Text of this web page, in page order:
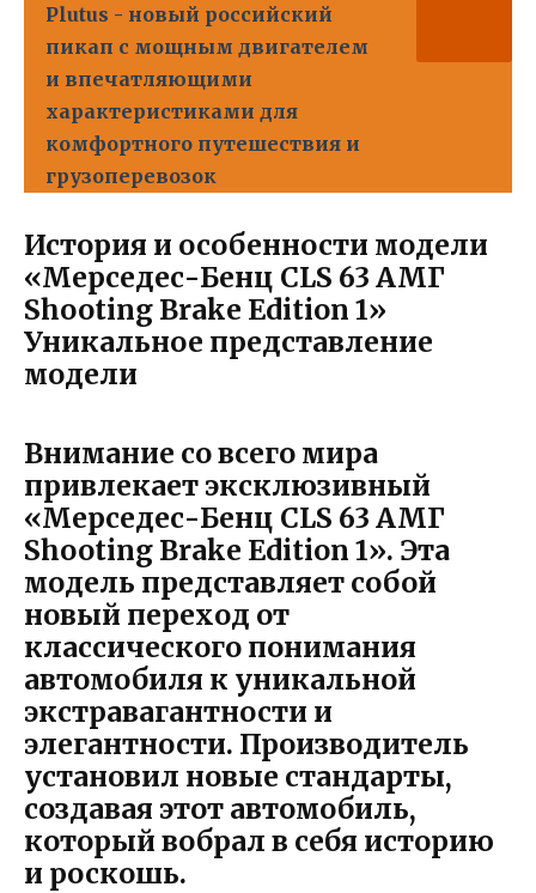
Plutus - новый российский
пикап с мощным двигателем
и впечатляющими
характеристиками для
комфортного путешествия и
грузоперевозок
История и особенности модели
«Мерседес-Бенц CLS 63 АМГ
Shooting Brake Edition 1»
Уникальное представление
модели
Внимание со всего мира
привлекает эксклюзивный
«Мерседес-Бенц CLS 63 АМГ
Shooting Brake Edition 1». Эта
модель представляет собой
новый переход от
классического понимания
автомобиля к уникальной
экстравагантности и
элегантности. Производитель
установил новые стандарты,
создавая этот автомобиль,
который вобрал в себя историю
и роскошь.